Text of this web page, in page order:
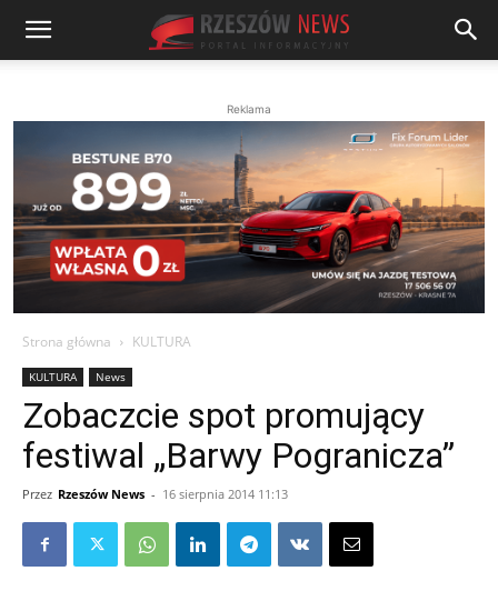
Reklama
Strona główna KULTURA
KULTURA News
Zobaczcie spot promujący
festiwal „Barwy Pogranicza”
Przez Rzeszów News - 16 sierpnia 2014 11:13